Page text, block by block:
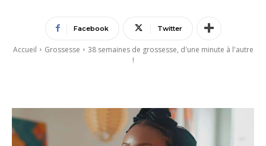
Facebook Twitter
Accueil Grossesse
38 semaines de grossesse, d'une minute à l'autre
!